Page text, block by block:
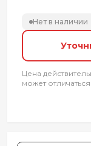
Нет в наличии
Цена
может